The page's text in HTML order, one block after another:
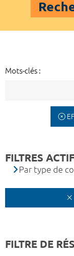
Mots-clés :
FILTRES
Par type de
FILTRE DE